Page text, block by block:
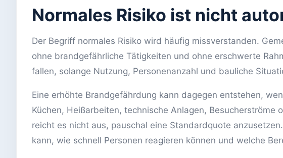
Normales Risiko ist nicht
Der Begriff normales Risiko wird häufig missverstanden.
ohne brandgefährliche Tätigkeiten und ohne erschwerte
fallen, solange Nutzung, Personenanzahl und bauliche
Eine erhöhte Brandgefährdung kann dagegen entstehen,
Küchen, Heißarbeiten, technische Anlagen,
reicht es nicht aus, pauschal eine Standardquote
kann, wie schnell Personen reagieren können und welche